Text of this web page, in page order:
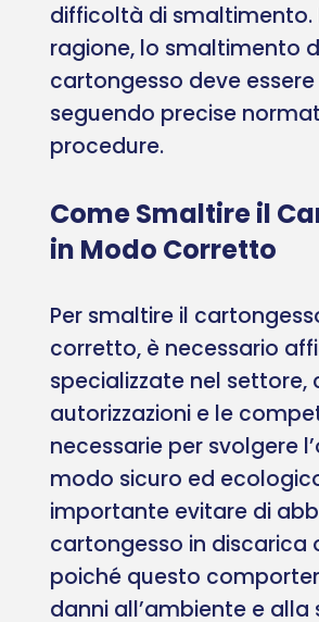
difficoltà di smaltimento.
ragione, lo smaltimento
cartongesso deve
seguendo precise
procedure.
Come Smaltire il
in Modo Corretto
Per smaltire il
corretto, è necessario
specializzate nel settore,
autorizzazioni e le
necessarie per svolgere
modo sicuro ed
importante evitare di
cartongesso in discarica
poiché questo
danni all’ambiente e